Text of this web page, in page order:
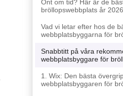
Ont om tid? Här är de
bröllopswebbplats år
Vad vi letar efter hos de
webbplatsbyggarna för
Snabbtitt på våra
webbplatsbyggare för
1. Wix: Den bästa
webbplatsbyggaren för